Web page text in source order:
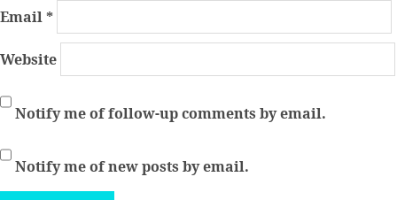
Email*
Website
Notify me of follow-up comments by email.
Notify me of new posts by email.